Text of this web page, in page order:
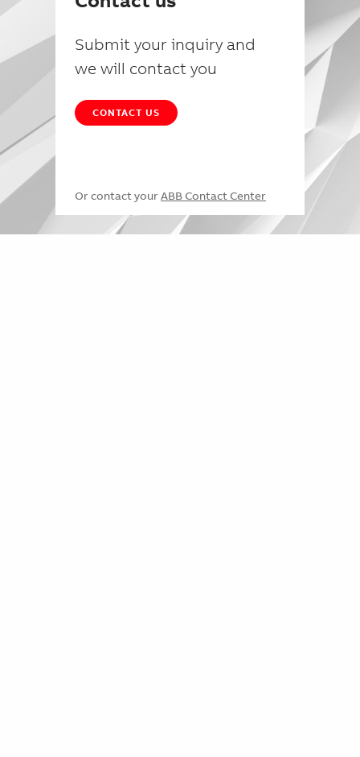
Submit your inquiry and
we will contact you
CONTACT US
Or contact your ABB Contact Center